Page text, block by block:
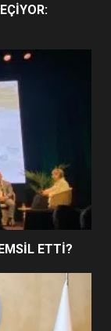
NE
TÜRKİYE
ETTİ?